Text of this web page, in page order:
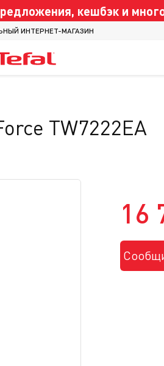
кешбэк и
ИНТЕРНЕТ-МАГАЗИН
16
TW7222EA